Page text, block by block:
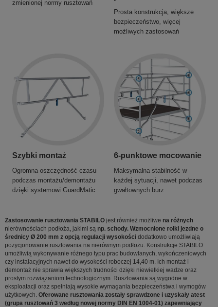
zmienionej normy rusztowań
Prosta konstrukcja, większe
bezpieczeństwo, więcej
możliwych zastosowań
Szybki montaż
Ogromna oszczędność czasu
podczas montażu/demontażu
dzięki systemowi GuardMatic
6-punktowe mocowanie
Maksymalna stabilność w
każdej sytuacji, nawet podczas
gwałtownych burz
Zastosowanie rusztowania STABILO jest również możliwe na różnych
nierównościach podłoża, jakimi są np. schody. Wzmocnione rolki jezdne o
średnicy Ø 200 mm z opcją regulacji wysokości dodatkowo umożliwiają
pozycjonowanie rusztowania na nierównym podłożu. Konstrukcje STABILO
umożliwią wykonywanie różnego typu prac budowlanych, wykończeniowych
czy instalacyjnych nawet do wysokości roboczej 14,40 m. Ich montaż i
demontaż nie sprawia większych trudności dzięki niewielkiej wadze oraz
prostym rozwiązaniom technologicznym. Rusztowania są wygodne w
eksploatacji oraz spełniają wysokie wymagania bezpieczeństwa i wymogów
użytkowych. Oferowane rusztowania zostały sprawdzone i uzyskały atest
(grupa rusztowań 3 według nowej normy DIN EN 1004-01) zapewniający